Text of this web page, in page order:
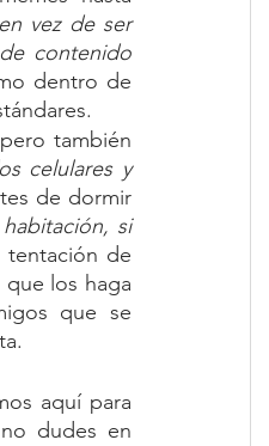
en vez de ser
contenido
dentro de
también
celulares y
de dormir
si
de
los haga
que se
aquí para
dudes en